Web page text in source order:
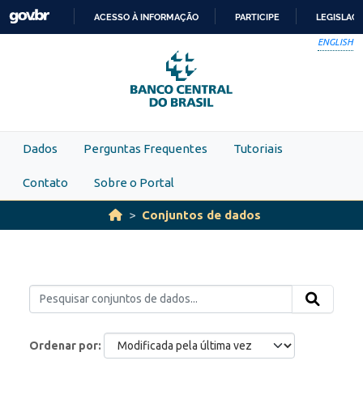
Skip to main content
PARA
O
CONTEÚDO
ACESSO À INFORMAÇÃO PARTICIPE
ENGLISH
Dados Perguntas Frequentes Tutoriais
Contato Sobre o Portal
Conjuntos de dados
Ordenar por